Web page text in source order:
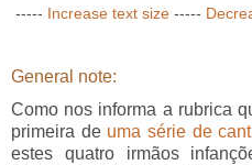
----- Increase text size -----
General note:
Como nos informa a rubrica
primeira de uma série de
estes quatro irmãos